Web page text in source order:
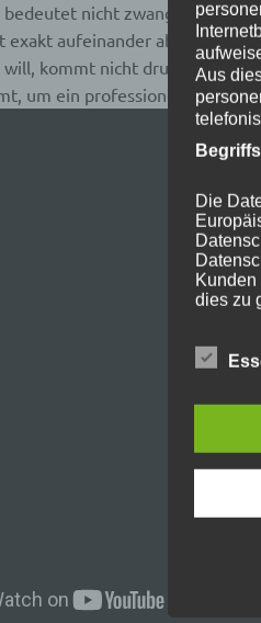
nicht zwangsläufig
exakt aufeinander abgestimmt,
will, kommt nicht drum herum
um ein professionelles
Aus
Die
Kunden
dies zu
a)